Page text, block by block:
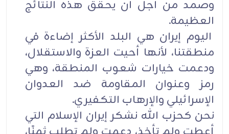
وصمد من أجل أن يحقق هذه النتائج
العظيمة.
اليوم إيران هي البلد الأكثر إضاءة في
منطقتنا، لأنها أحيت العزة والاستقلال،
ودعمت خيارات شعوب المنطقة، وهي
رمز وعنوان المقاومة ضد العدوان
الإسرائيلي والإرهاب التكفيري.
نحن كحزب الله نشكر إيران الإسلام التي